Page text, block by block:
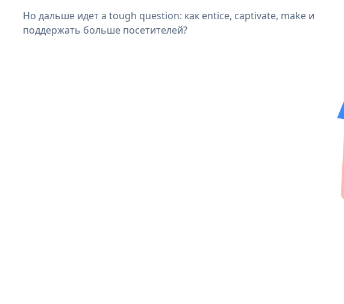
Но дальше идет a tough question: как entice, captivate, make и
поддержать больше посетителей?